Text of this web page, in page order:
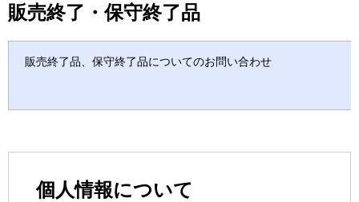
販売終了・保守終了品
販売終了品、保守終了品についてのお問い合わせ
個人情報について